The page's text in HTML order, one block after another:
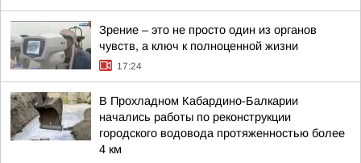
Зрение – это не просто один из органов
чувств, а ключ к полноценной жизни
17:24
В Прохладном Кабардино-Балкарии
начались работы по реконструкции
городского водовода протяженностью более
4 км